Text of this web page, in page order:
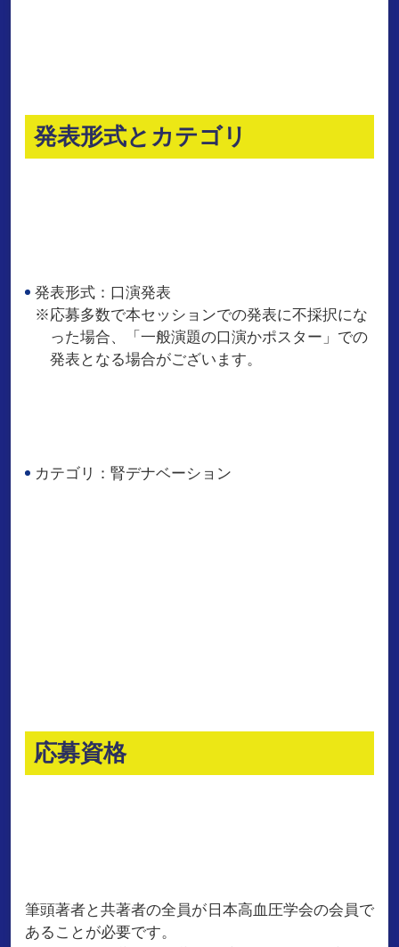
発表形式とカテゴリ
発表形式：口演発表
※応募多数で本セッションでの発表に不採択にな
った場合、「一般演題の口演かポスター」での
発表となる場合がございます。
カテゴリ：腎デナベーション
応募資格
筆頭著者と共著者の全員が日本高血圧学会の会員で
あることが必要です。